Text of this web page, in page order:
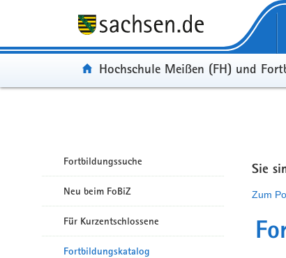
Portal:
Hochschule Meißen (FH) und
Fortbildungssuche
Neu beim FoBiZ
Für Kurzentschlossene
Fortbildungskatalog
Sie
Zum